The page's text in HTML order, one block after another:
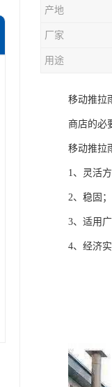
产地
厂家
用途
移动推拉
商店的必
移动推拉
1、灵活
2、稳固
3、适用
4、经济